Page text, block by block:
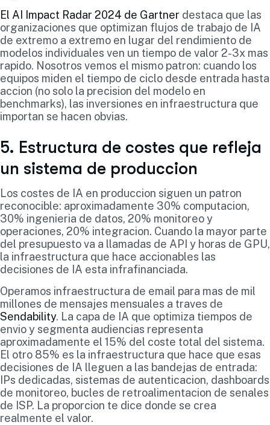
El AI Impact Radar 2024 de Gartner destaca que las
organizaciones que optimizan flujos de trabajo de IA
de extremo a extremo en lugar del rendimiento de
modelos individuales ven un tiempo de valor 2-3x mas
rapido. Nosotros vemos el mismo patron: cuando los
equipos miden el tiempo de ciclo desde entrada hasta
accion (no solo la precision del modelo en
benchmarks), las inversiones en infraestructura que
importan se hacen obvias.
5. Estructura de costes que refleja
un sistema de produccion
Los costes de IA en produccion siguen un patron
reconocible: aproximadamente 30% computacion,
30% ingenieria de datos, 20% monitoreo y
operaciones, 20% integracion. Cuando la mayor parte
del presupuesto va a llamadas de API y horas de GPU,
la infraestructura que hace accionables las
decisiones de IA esta infrafinanciada.
Operamos infraestructura de email para mas de mil
millones de mensajes mensuales a traves de
Sendability. La capa de IA que optimiza tiempos de
envio y segmenta audiencias representa
aproximadamente el 15% del coste total del sistema.
El otro 85% es la infraestructura que hace que esas
decisiones de IA lleguen a las bandejas de entrada:
IPs dedicadas, sistemas de autenticacion, dashboards
de monitoreo, bucles de retroalimentacion de senales
de ISP. La proporcion te dice donde se crea
realmente el valor.